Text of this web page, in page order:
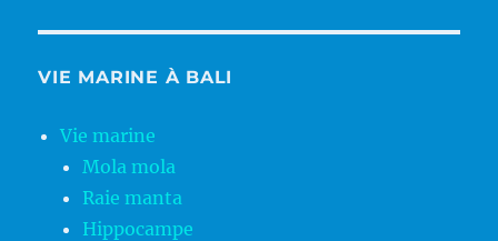
VIE MARINE À BALI
Vie marine
Mola mola
Raie manta
Hippocampe